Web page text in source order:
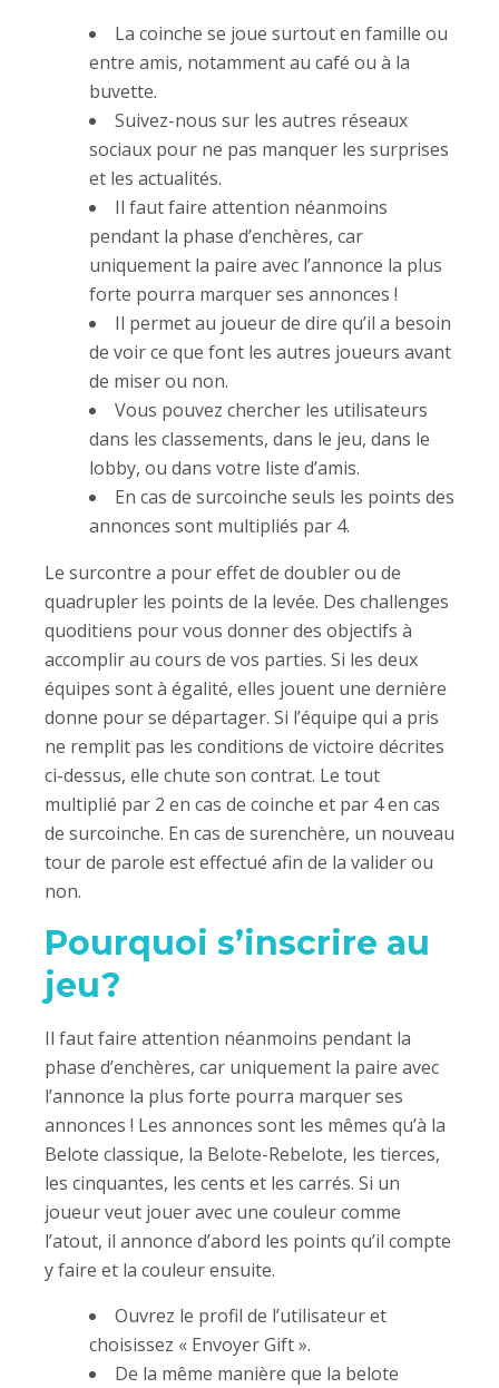
La coinche se joue surtout en famille ou
entre amis, notamment au café ou à la
buvette.
Suivez-nous sur les autres réseaux
sociaux pour ne pas manquer les surprises
et les actualités.
Il faut faire attention néanmoins
pendant la phase d’enchères, car
uniquement la paire avec l’annonce la plus
forte pourra marquer ses annonces !
Il permet au joueur de dire qu’il a besoin
de voir ce que font les autres joueurs avant
de miser ou non.
Vous pouvez chercher les utilisateurs
dans les classements, dans le jeu, dans le
lobby, ou dans votre liste d’amis.
En cas de surcoinche seuls les points des
annonces sont multipliés par 4.
Le surcontre a pour effet de doubler ou de
quadrupler les points de la levée. Des challenges
quoditiens pour vous donner des objectifs à
accomplir au cours de vos parties. Si les deux
équipes sont à égalité, elles jouent une dernière
donne pour se départager. Si l’équipe qui a pris
ne remplit pas les conditions de victoire décrites
ci-dessus, elle chute son contrat. Le tout
multiplié par 2 en cas de coinche et par 4 en cas
de surcoinche. En cas de surenchère, un nouveau
tour de parole est effectué afin de la valider ou
non.
Pourquoi s’inscrire au
jeu?
Il faut faire attention néanmoins pendant la
phase d’enchères, car uniquement la paire avec
l’annonce la plus forte pourra marquer ses
annonces ! Les annonces sont les mêmes qu’à la
Belote classique, la Belote-Rebelote, les tierces,
les cinquantes, les cents et les carrés. Si un
joueur veut jouer avec une couleur comme
l’atout, il annonce d’abord les points qu’il compte
y faire et la couleur ensuite.
Ouvrez le profil de l’utilisateur et
choisissez « Envoyer Gift ».
De la même manière que la belote